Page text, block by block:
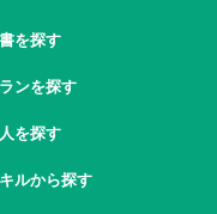
を探す
ンを探す
を探す
ルから探す